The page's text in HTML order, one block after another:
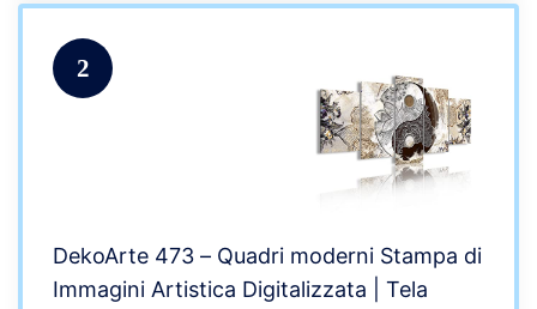
2
DekoArte 473 – Quadri moderni Stampa di
Immagini Artistica Digitalizzata | Tela